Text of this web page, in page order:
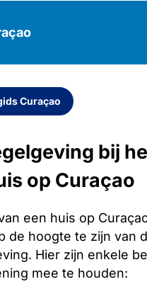
Curaçao
bij
op Curaçao
een huis op
de hoogte te zijn van
Hier zijn enkele
mee te houden: